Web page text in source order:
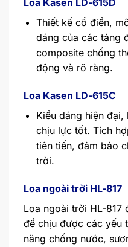
Loa Kasen LD-615D
Thiết kế cổ điển,
dáng của các tảng
composite chống
động và rõ ràng.
Loa Kasen LD-615C
Kiểu dáng hiện
chịu lực tốt. Tích
tiên tiến, đảm bảo
trời.
Loa ngoài trời HL-817
Loa ngoài trời HL-
để chịu được các yếu
năng chống nước,